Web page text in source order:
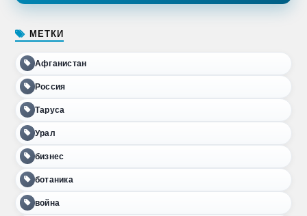
МЕТКИ
Афганистан
Россия
Таруса
Урал
бизнес
ботаника
война